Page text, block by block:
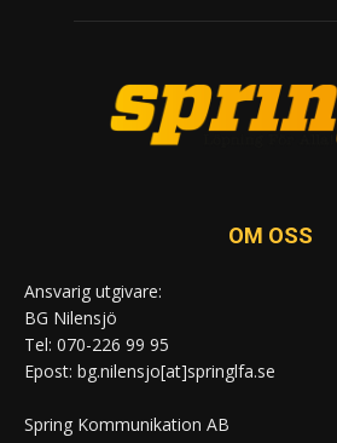
OM OSS
Ansvarig utgivare:
BG Nilensjö
Tel: 070-226 99 95
Epost: bg.nilensjo[at]springlfa.se
Spring Kommunikation AB